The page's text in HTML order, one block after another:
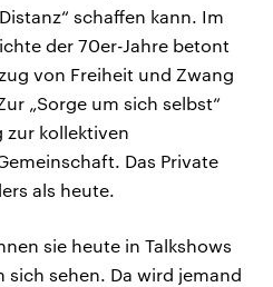
schaffen kann. Im
der 70er-Jahre betont
von Freiheit und Zwang
„Sorge um sich selbst“
zur kollektiven
Das Private
als heute.
sie heute in Talkshows
sich sehen. Da wird jemand